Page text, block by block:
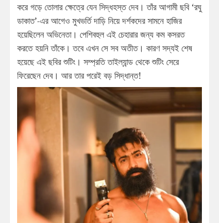
করে গড়ে তোলার ক্ষেত্রে যেন সিদ্ধহস্ত দেব। তাঁর আগামী ছবি ‘রঘু
ডাকাত’-এর আগেও মুখভর্তি দাড়ি নিয়ে দর্শকদের সামনে হাজির
হয়েছিলেন অভিনেতা। পেশিবহুল এই চেহারার জন্য কম কসরত
করতে হয়নি তাঁকে। তবে এখন সে সব অতীত। কারণ সদ্যই শেষ
হয়েছে এই ছবির শুটিং। সম্প্রতি তাইল্যান্ড থেকে শুটিং সেরে
ফিরেছেন দেব। আর তার পরেই বড় সিদ্ধান্ত!